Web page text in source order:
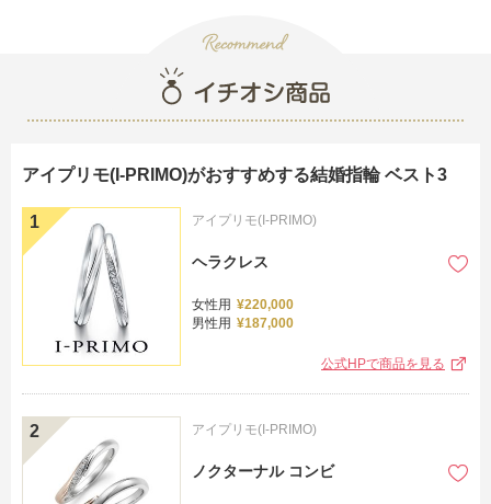
アイプリモ(I-PRIMO)がおすすめする結婚指輪 ベスト3
アイプリモ(I-PRIMO)
ヘラクレス
女性用 ¥220,000
男性用 ¥187,000
公式HPで商品を見る
アイプリモ(I-PRIMO)
ノクターナル コンビ